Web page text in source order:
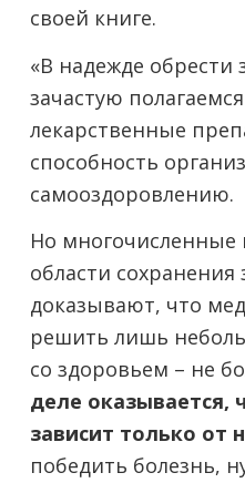
своей книге.
«В надежде обрести
зачастую
лекарственные
способность
самооздоровлению.
Но многочисленные
области сохранения
доказывают, что
решить лишь
со здоровьем – не
деле оказывается,
зависит только от
победить болезнь,